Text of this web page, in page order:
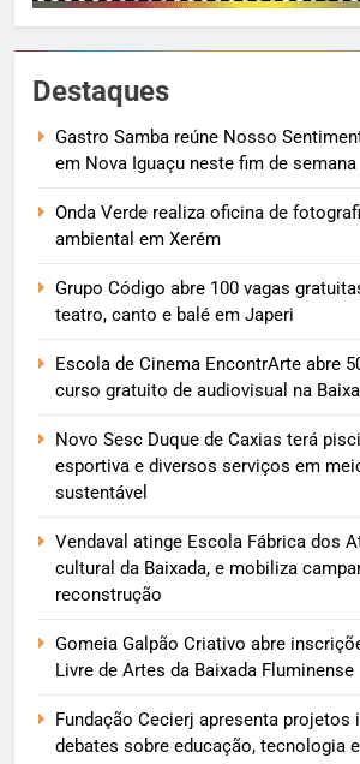
Destaques
Gastro Samba reúne Nosso
em Nova Iguaçu neste fim de semana
Onda Verde realiza oficina de
ambiental em Xerém
Grupo Código abre 100 vagas
teatro, canto e balé em Japeri
Escola de Cinema EncontrArte abre
curso gratuito de audiovisual na
Novo Sesc Duque de Caxias terá
esportiva e diversos serviços em
sustentável
Vendaval atinge Escola Fábrica dos
cultural da Baixada, e mobiliza
reconstrução
Gomeia Galpão Criativo abre
Livre de Artes da Baixada Fluminense
Fundação Cecierj apresenta projetos
debates sobre educação, tecnologia